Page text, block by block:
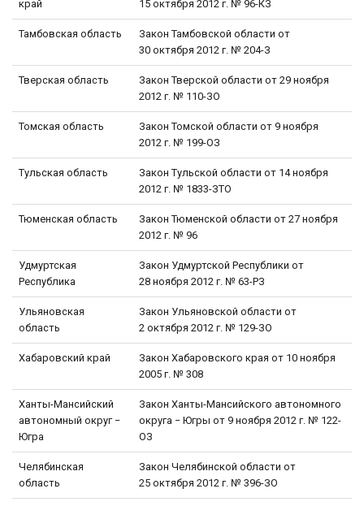
край
15 октября 2012 г. № 96-КЗ
Тамбовская область
Закон Тамбовской области от
30 октября 2012 г. № 204-З
Тверская область
Закон Тверской области от 29 ноября
2012 г. № 110-ЗО
Томская область
Закон Томской области от 9 ноября
2012 г. № 199-ОЗ
Тульская область
Закон Тульской области от 14 ноября
2012 г. № 1833-ЗТО
Тюменская область
Закон Тюменской области от 27 ноября
2012 г. № 96
Удмуртская
Республика
Закон Удмуртской Республики от
28 ноября 2012 г. № 63-РЗ
Ульяновская
область
Закон Ульяновской области от
2 октября 2012 г. № 129-ЗО
Хабаровский край
Закон Хабаровского края от 10 ноября
2005 г. № 308
Ханты-Мансийский
автономный округ −
Югра
Закон Ханты-Мансийского автономного
округа − Югры от 9 ноября 2012 г. № 122-
ОЗ
Челябинская
область
Закон Челябинской области от
25 октября 2012 г. № 396-ЗО